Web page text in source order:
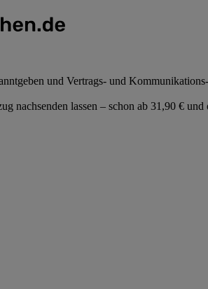
und Vertrags- und
nachsenden lassen – schon ab 31,90 €